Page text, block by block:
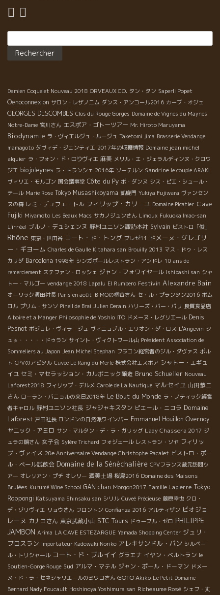
みや簡単な料理を作って持参する仕組みだ。それに店が提案する
初に簡単なワインセミナ−をやる。後半は酔ってくると、もうあま
り聞いていない。飲み会風になってしまう。 今回は私も参加し
−ヴォ−を飲んだりと面白い趣向が組まれていた。 2次会は立石商
店街にある一杯飲み屋に この企画はお客さんにとっては大変あり
がたい企画だと思う。 100本自分で試すのは大変だ。ここで皆で
話を聞きながら自分好みのワインを100本中から探すことができ
る。下町には下町の売り方があるものだ。ゴチャゴチャ説明する
より実際に飲んでもらった方がはやい。でも結構ワイン通の人達
がいた。ここでもワインコミニュティ−が確実に出来上がってい
る。素晴らしいことだ。やはり2次会に全員で近所の一杯飲み屋に
繰り出した。イヤ−楽しいひと時だった。思わず終電に乗り遅れて
立石から銀座までタクシ-となってしまっ
た。 〜こんな時期だからこそ自分の目で畑
を見てが大切！！フランスまでワイン買付にやってくる有馬氏〜[
男、有馬ロマネ・コンティに立つ！何を考えているのか？ 『やっ
ぱり、実際に来ると気合が入る！これが大切なんだ！！』 『それ
に今自分が本当に自信をもってお客さんに勧められるものって少
ないと思う。少なくてもワインだけは自分の目で畑、人、造りを
確かめて、自信をもって売れるものだけにしたい。』 電話とファ
ックスだけで注文すればワインは仕入れできる。 でもワインだけ
は違う、その畑の環境とか、そこに住む人達の息吹を、そして造
る人の生活、志を知らないと結局ワインの薄っぺらな表面の部分
しか分からない。 一杯のワインの味わいは氷山の一角にすぎな
い。 その味わいを造り上げた原点の部分は氷山の水面下にある８
０％の土台の部分を知らなければ意味がない。 果実味とか、ミネ
ラルとか濃いとか薄いとかの表面の部分よりもっと大切な、ワイ
ンの深い核心の部分がある。 それを知らないと本当に自信をもっ
て販売ができない。 だから有馬氏はフランスまでやって来るの
だ。 今年も５月にフランスを一周した。勿論、今年のヌーヴォー
の畑、造る人、その家族との触れ合い、食事も一緒した。繊細で
感受性豊かな有馬氏はそこから多くのものを吸収した。 〜１５年
来の付き合いのドメーヌ・ラルジョルも世代交代の真っ最中〜 南
フランスでカベルネ・ソーヴィニョンを造らせたら天下逸品のラ
ルジョルだ。オーナーのテスラン一家も世代交代の真っ最中であ
る。有馬氏の左に居るのが次世代を担うフランソワだ。 フランソ
ワと有馬氏は同世代。二人とも、先代に感謝の気持ちは忘れな
い。しかし、先代と同じことをやっていては先が危ないのは感じ
ている。 フランソワがドメーヌで働きだして５年がたつ。お父さ
んを尊重しつつ着実にドメーヌを健全に進化させている。勿論、
多少の摩擦はあってもお互いに譲りあって進化している。ワイン
はますます繊細、フィネスの方向に向かっている。そんな醸造元
の変化を訪問することで肌で感じ取ることができる。大切なこと
だ！ 左下 フランソワ 右下 有馬氏 右上 テスラン
氏 ブルゴーニュを代表する自然派醸造元が入れ浸りのレストラ
ン・レガラードで本物の食文化を体感。 ３キロ近いシャロレ牛を
完食。 流石、生まれも、育ちも葛飾！ ワインはパカレのポマール
だった。 写真、シェフのマリアさんと共に、 La Régalade に関
する記事はこちら！ 〜有馬氏、大好きなマンスノーブルにて〜 ワ
イン名“ネ”鼻のラベル ジャンセンジャール
Damien Coquelet Nouveau 2018 ORVEAUX CO. タン・タン Saperli Popet
Oenoconnexion サロン・レザノニム ダンス・アンコール2016 カーブ・オジェ
GEORGES DESCOMBES Clos du Rouge Gorges Domaine de Vignes du Maynes
Notre-Dame 宮川さん エスポア・ゴトーツアー Mr. Hiroto Maruyama
Biodynamie ラ・ヴィエルジュ・ルージュ Taketomi jima Brasserie Vendange
mamagoto ダヴィデ・ジェンティエ 2017年の収穫情報 Domaine jean michel
alquier ラ・フォン・ド・ロりヴィエ 麻美 メリル・エ・ジェラルディンヌ・クロワ
ジエ biojoleynes ラ・トランシェ 2016年 ソーテルン Sandrine le couple ARAKI
ヴィリエ・モルゴン 国会議事堂 Côte du Py ポ・ダンヌ シス・ピエ・シュール・
テール Marie Rose Tokyo Musashikoyama 凱旋門 Yukiya Fujiwara ヴァンセン
ヌの森 レミ・デュフェートル フィリップ・カリーユ Domaine Picatier Ｃave
Fujiki Miyamoto Les Beaux Macs サカノジュンさん Limoux Fukuoka Imao-san
L'irréel ブルノ・デュシェンヌ 野村ユニソン諏訪本社 Sylvain ビストロ「俊」
Rhône 東京・世田谷 コート・ド・トング ブレゼ11
ドメーヌ・グレゴリ
ー・ギヨーム Charles de Gaulle Kitahara san Brouilly 2013 マス・ドゥ・レス
カリダ Barcelona 1998年 シンガポールレストラン・アンドレ 10 ans de
remerciement ステファン・ロッシェ ジャン・フォワイヤール Ishibashi san シャ
トー・マルゴー vendange 2018 Lapalu El Rumbero Festivin Alexandre Bain
オーリック濱田社長 Paris en août ＢＭОの桐谷さん セ・ル・プランタン2016 ポム
ロル プリム・サンソ Pinell de Brai Julien Derain ハリーズ・バー・パリ 良質食品店
A boire et a Manger Philosophie de Yoshio ITO ドメーヌ・レグリエール Denis
Pesnot ボジョレ・ヴィラージュ ヴィニョブル・エリオン・ダ・ロス L'Angevin シ
ュッ・・・・・ドゥラン サイント・ヴィクトワール山 Président Association de
Sommeliers au Japon Jean Michel Stephan フラコン経営者のジル・ダヴァス ポル
ト CPVのアビタル Cuvee Le Rang du Merle 株式会社エスポア シャトー・エギュ
イユ セミ・マセラッション・カルボニック醸造 Bruno Schueller Nouveau
Laforest2018 フィリップ・デルメ Carole de La Nautique マルセイユ 山田恭二
さん ローラン・バニョルの来日2018年 Le Bout du Monde ラ・ノティック経営
者キャロル 野村ユニソン社長 ジャジャキスタン ピエール・ニコラ Domaine
Laforest 戸田社長 ロンドンの自然派ワインバー Emmanuel Houillon Overnoy
ヤニック・アミロ サン・マルタン・デ・ラ・ガリッグ Lady Chassera 2017 ジ
ュラの鏡さん 女子会 Sylère Trichard フォジェール レストラン・ソヤ フィリッ
プ・ヴァイス 20e Anniversaire Vendange Christophe Pacalet ビストロ・ポー
ル・ベール試飲会 Domaine de la Sénèchalière CPVフランス蔵元訪問ツ
アー オレリアン・プチ オレリー 酒美土場 桜島2016 Domaine des Maisons
Brulées Kurumé Wine School GAN chan Morgon2017 Famille Lapierre Tokyo
Roppongi Katsuyama Shinsaku san シリル Cuveé Précieuse 藤原幸也 クロ・
デ・ゾリヴィエ リョウさん フロントン Confianza 2016 アルティザン ビオジョ
レーヌ カナコさん 東京武蔵小山 STC Tours ドゥーブル・ゼロ PHILIPPE
JAMBON Arima LA CAVE ESTEZARGUE Yamada Shopping Center ジュリ・
ブロスラン Importateur Kadowaki Noriko アレキサンドル・バン シルベー
ル・トリシャール コート・ド・ブルイイ グラエナ イヤン・ベルトラン le
Soutien-Gorge Rouge Sud アルマ・マテル ジャン・ポール・ドーマン ドメー
ヌ・ド・ラ・セネシャリエールのミワコさん GOTO Akiko Le Petit Domaine
Bernard Nady Foucault Hoshinoya Yoshimura san Richeaume Rosé シェフ・丈